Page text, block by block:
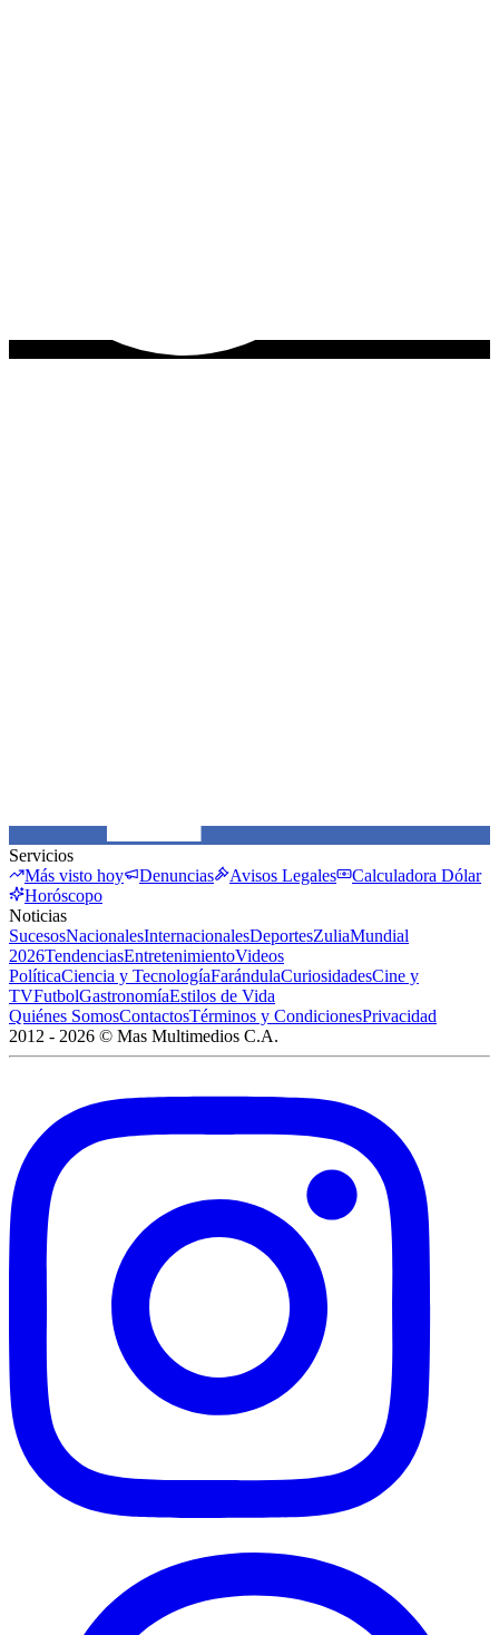
Servicios
Más visto hoy
Denuncias Avisos Legales
Calculadora Dólar
Horóscopo
Noticias
SucesosNacionalesInternacionalesDeportesZuliaMundial
2026TendenciasEntretenimientoVideos
PolíticaCiencia y TecnologíaFarándulaCuriosidadesCine y
TVFutbolGastronomíaEstilos de Vida
Quiénes SomosContactosTérminos y CondicionesPrivacidad
2012 - 2026 © Mas Multimedios C.A.